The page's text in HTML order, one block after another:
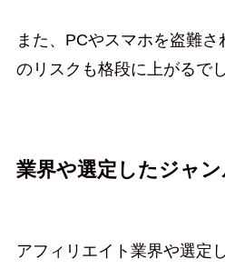
また、PCやスマホを盗難
のリスクも格段に上がるで
業界や選定したジャ
アフィリエイト業界や選定